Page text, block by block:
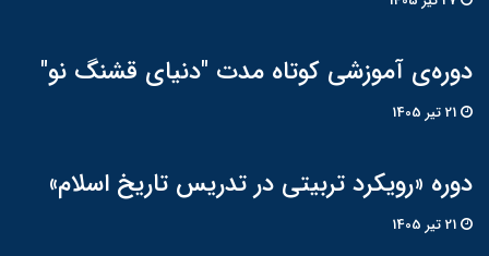
دوره‌ی آموزشی کوتاه مدت "دنیای قشنگ نو"
دوره «رویکرد تربیتی در تدریس تاریخ اسلام»